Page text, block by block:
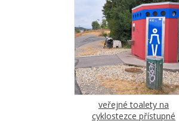
veřejné toalety na
cyklostezce přístupné